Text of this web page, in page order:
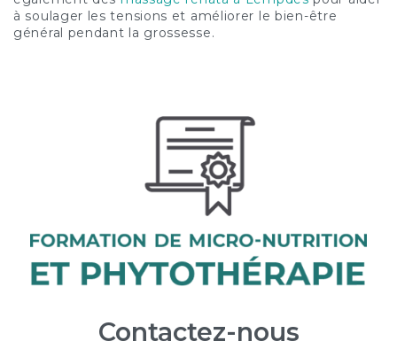
à soulager les tensions et améliorer le bien-être
général pendant la grossesse.
Contactez-nous